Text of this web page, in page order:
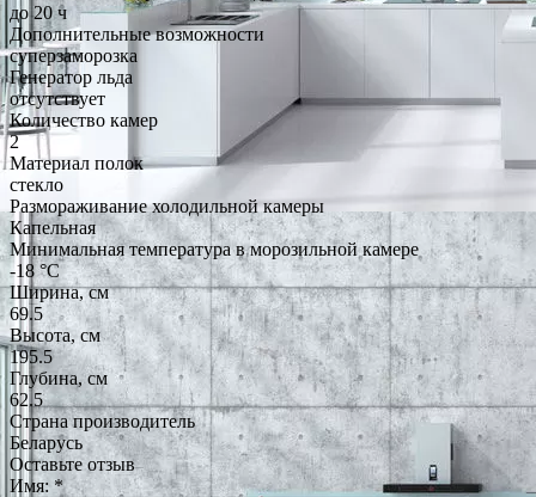
до 20 ч
Дополнительные возможности
суперзаморозка
Генератор льда
отсутствует
Количество камер
2
Материал полок
стекло
Размораживание холодильной камеры
Капельная
Минимальная температура в морозильной камере
-18 °C
Ширина, см
69.5
Высота, см
195.5
Глубина, см
62.5
Страна производитель
Беларусь
Оставьте отзыв
Имя: *